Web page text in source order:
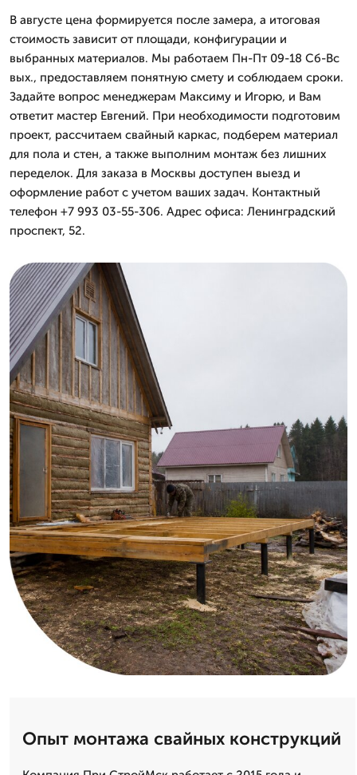
В августе цена формируется после замера, а итоговая
стоимость зависит от площади, конфигурации и
выбранных материалов. Мы работаем Пн-Пт 09-18 Сб-Вс
вых., предоставляем понятную смету и соблюдаем сроки.
Задайте вопрос менеджерам Максиму и Игорю, и Вам
ответит мастер Евгений. При необходимости подготовим
проект, рассчитаем свайный каркас, подберем материал
для пола и стен, а также выполним монтаж без лишних
переделок. Для заказа в Москвы доступен выезд и
оформление работ с учетом ваших задач. Контактный
телефон +7 993 03-55-306. Адрес офиса: Ленинградский
проспект, 52.
Опыт монтажа свайных конструкций